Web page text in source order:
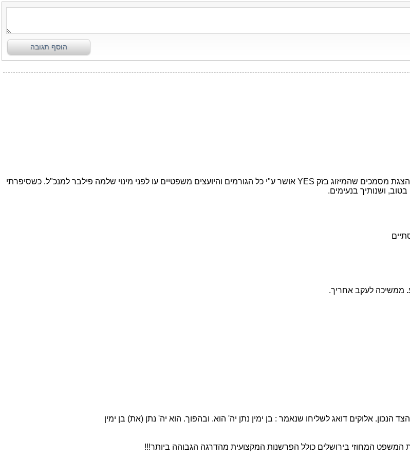
הוסף תגובה
אני שמעתי אותך כבר לפני כ 3 שנים אמרת שהחשדות כנד נתניהו הזויות, והצגת מסמכים שהמיזוג בזק YES אושר ע"י כל הגורמים והיועצים משפטיים עו לפני מינוי שלמה פילבר למנכ"ל. כשסיפרתי
ושנותיך בנעימים.
ממשיכה לעקב אחריך.
הנכון. אלוקים דואג לשליחו שנאמר : בן ימין נתן יה' הוא. ובהפוך. הוא יה' נתן (את) בן ימין
המחוזי בירושלים כולל הפרשנות המקצועית מהדרגה הגבוהה ביותר!!!